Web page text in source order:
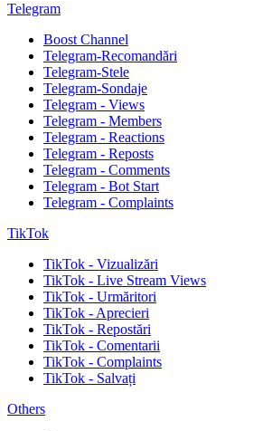
Telegram
Boost Channel
Telegram-Recomandări
Telegram-Stele
Telegram-Sondaje
Telegram - Views
Telegram - Members
Telegram - Reactions
Telegram - Reposts
Telegram - Comments
Telegram - Bot Start
Telegram - Complaints
TikTok
TikTok - Vizualizări
TikTok - Live Stream Views
TikTok - Urmăritori
TikTok - Aprecieri
TikTok - Repostări
TikTok - Comentarii
TikTok - Complaints
TikTok - Salvați
Others